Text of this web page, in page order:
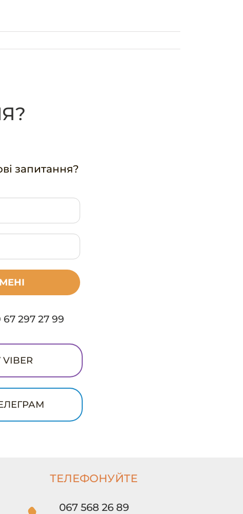
запитання?
67 297 27 99
ТЕЛЕФОНУЙТЕ
067 568 26 89